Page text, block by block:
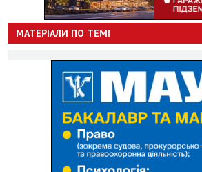
МАТЕРІАЛИ ПО ТЕМІ